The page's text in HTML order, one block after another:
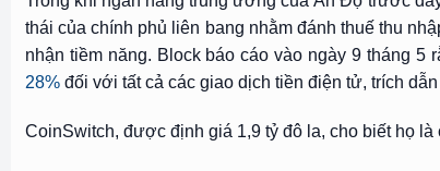
thái của chính phủ liên bang nhằm đánh thuế thu
nhận tiềm năng. Block báo cáo vào ngày 9 tháng
28%đối với tất cả các giao dịch tiền điện tử, trích
CoinSwitch, được định giá 1,9 tỷ đô la, cho biết họ